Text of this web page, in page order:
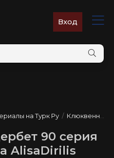
Вход
на Турк Ру / Клюквенный щербет
90 серия
AlisaDirilis